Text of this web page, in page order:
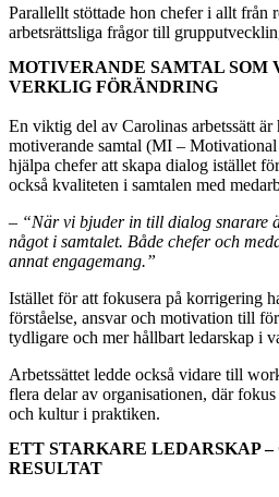
Parallellt stöttade hon chefer i allt från
arbetsrättsliga frågor till
MOTIVERANDE SAMTAL SOM
VERKLIG FÖRÄNDRING
En viktig del av Carolinas arbetssätt är
motiverande samtal (MI –
hjälpa chefer att skapa dialog istället
också kvaliteten i samtalen med
– “När vi bjuder in till dialog snarare
något i samtalet. Både chefer och
annat engagemang.”
Istället för att fokusera på korrigering
förståelse, ansvar och motivation till
tydligare och mer hållbart ledarskap i
Arbetssättet ledde också vidare till
flera delar av organisationen, där fokus
och kultur i praktiken.
ETT STARKARE LEDARSKAP
RESULTAT